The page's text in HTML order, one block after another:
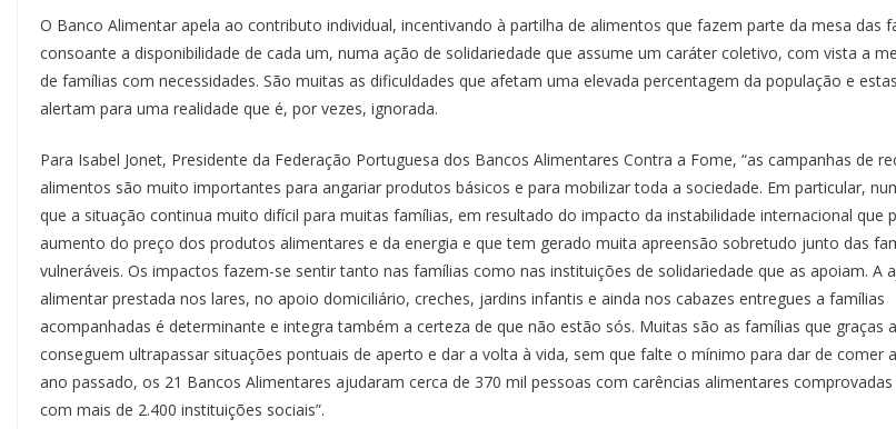
O Banco Alimentar apela ao contributo individual, incentivando à partilha de alimentos que fazem parte da mesa das
consoante a disponibilidade de cada um, numa ação de solidariedade que assume um caráter coletivo, com vista a
de famílias com necessidades. São muitas as dificuldades que afetam uma elevada percentagem da população e
alertam para uma realidade que é, por vezes, ignorada.
Para Isabel Jonet, Presidente da Federação Portuguesa dos Bancos Alimentares Contra a Fome, “as campanhas de
alimentos são muito importantes para angariar produtos básicos e para mobilizar toda a sociedade. Em particular,
que a situação continua muito difícil para muitas famílias, em resultado do impacto da instabilidade internacional que
aumento do preço dos produtos alimentares e da energia e que tem gerado muita apreensão sobretudo junto das
vulneráveis. Os impactos fazem-se sentir tanto nas famílias como nas instituições de solidariedade que as apoiam. A
alimentar prestada nos lares, no apoio domiciliário, creches, jardins infantis e ainda nos cabazes entregues a famílias
acompanhadas é determinante e integra também a certeza de que não estão sós. Muitas são as famílias que graças
conseguem ultrapassar situações pontuais de aperto e dar a volta à vida, sem que falte o mínimo para dar de comer
ano passado, os 21 Bancos Alimentares ajudaram cerca de 370 mil pessoas com carências alimentares
com mais de 2.400 instituições sociais”.